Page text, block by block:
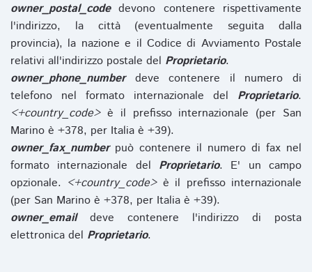
owner_postal_codedevono contenere rispettivamente
l'indirizzo, la città (eventualmente seguita dalla
provincia), la nazione e il Codice di Avviamento Postale
relativi all'indirizzo postale del Proprietario.
owner_phone_numberdeve contenere il numero di
telefono nel formato internazionale del Proprietario.
<+country_code>è il prefisso internazionale (per San
Marino è +378, per Italia è +39).
owner_fax_numberpuò contenere il numero di fax nel
formato internazionale del Proprietario. E' un campo
opzionale. <+country_code>è il prefisso internazionale
(per San Marino è +378, per Italia è +39).
owner_emaildeve contenere l'indirizzo di posta
elettronica del Proprietario.